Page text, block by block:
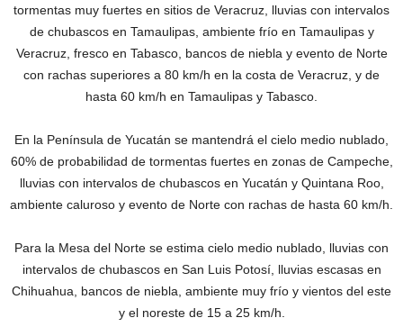
tormentas muy fuertes en sitios de Veracruz, lluvias con intervalos
de chubascos en Tamaulipas, ambiente frío en Tamaulipas y
Veracruz, fresco en Tabasco, bancos de niebla y evento de Norte
con rachas superiores a 80 km/h en la costa de Veracruz, y de
hasta 60 km/h en Tamaulipas y Tabasco.
En la Península de Yucatán se mantendrá el cielo medio nublado,
60% de probabilidad de tormentas fuertes en zonas de Campeche,
lluvias con intervalos de chubascos en Yucatán y Quintana Roo,
ambiente caluroso y evento de Norte con rachas de hasta 60 km/h.
Para la Mesa del Norte se estima cielo medio nublado, lluvias con
intervalos de chubascos en San Luis Potosí, lluvias escasas en
Chihuahua, bancos de niebla, ambiente muy frío y vientos del este
y el noreste de 15 a 25 km/h.